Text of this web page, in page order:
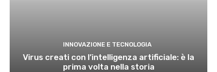
INNOVAZIONE E TECNOLOGIA
Virus creati con l’intelligenza artificiale: è la
prima volta nella storia